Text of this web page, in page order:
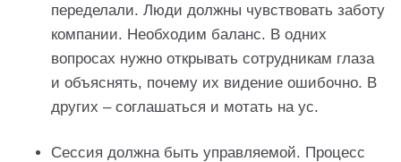
переделали. Люди должны чувствовать заботу
компании. Необходим баланс. В одних
вопросах нужно открывать сотрудникам глаза
и объяснять, почему их видение ошибочно. В
других – соглашаться и мотать на ус.
Сессия должна быть управляемой. Процесс